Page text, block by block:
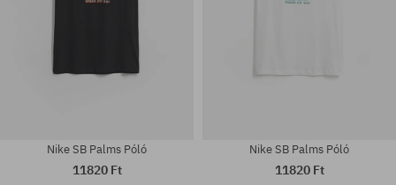
Nike SB Palms Póló
11820 Ft
Nike SB Palms Póló
11820 Ft